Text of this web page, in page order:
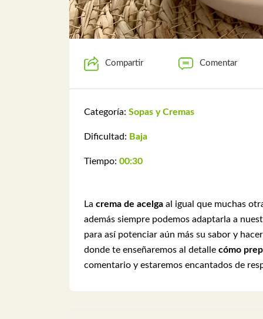
Compartir Comentar
Categoría: Sopas y Cremas
Dificultad: Baja
Tiempo: 00:30
La crema de acelga al igual que muchas
además siempre podemos adaptarla a
para así potenciar aún más su sabor y
donde te enseñaremos al detalle cómo
comentario y estaremos encantados de